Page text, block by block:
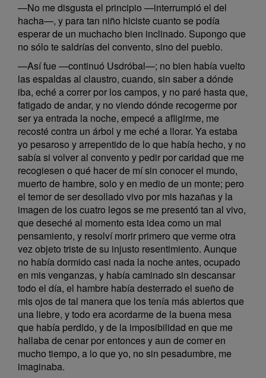
—No me disgusta el principio —interrumpió el del
hacha—, y para tan niño hiciste cuanto se podía
esperar de un muchacho bien inclinado. Supongo que
no sólo te saldrías del convento, sino del pueblo.
—Así fue —continuó Usdróbal—; no bien había vuelto
las espaldas al claustro, cuando, sin saber a dónde
iba, eché a correr por los campos, y no paré hasta que,
fatigado de andar, y no viendo dónde recogerme por
ser ya entrada la noche, empecé a afligirme, me
recosté contra un árbol y me eché a llorar. Ya estaba
yo pesaroso y arrepentido de lo que había hecho, y no
sabía si volver al convento y pedir por caridad que me
recogiesen o qué hacer de mí sin conocer el mundo,
muerto de hambre, solo y en medio de un monte; pero
el temor de ser desollado vivo por mis hazañas y la
imagen de los cuatro legos se me presentó tan al vivo,
que deseché al momento esta idea como un mal
pensamiento, y resolví morir primero que verme otra
vez objeto triste de su injusto resentimiento. Aunque
no había dormido casi nada la noche antes, ocupado
en mis venganzas, y había caminado sin descansar
todo el día, el hambre había desterrado el sueño de
mis ojos de tal manera que los tenía más abiertos que
una liebre, y todo era acordarme de la buena mesa
que había perdido, y de la imposibilidad en que me
hallaba de cenar por entonces y aun de comer en
mucho tiempo, a lo que yo, no sin pesadumbre, me
imaginaba.